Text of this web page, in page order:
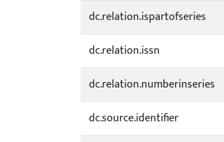
dc.relation.ispartofseries
dc.relation.issn
dc.relation.numberinseries
dc.source.identifier